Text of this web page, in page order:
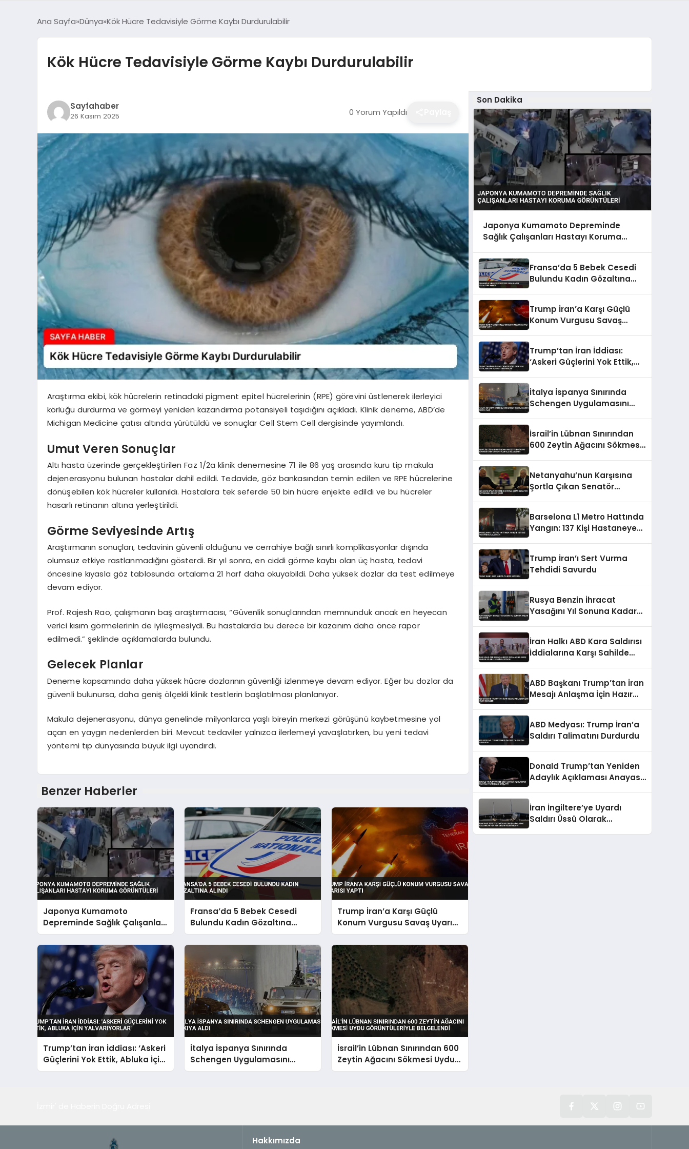
Ana Sayfa Dünya Kök Hücre Tedavisiyle Görme Kaybı Durdurulabilir
Kök Hücre Tedavisiyle Görme Kaybı Durdurulabilir
Sayfahaber
26 Kasım 2025 0 Yorum Yapıldı
Araştırma ekibi, kök hücrelerin retinadaki pigment epitel hücrelerinin (RPE) görevini üstlenerek ilerleyici
körlüğü durdurma ve görmeyi yeniden kazandırma potansiyeli taşıdığını açıkladı. Klinik deneme, ABD’de
Michigan Medicine çatısı altında yürütüldü ve sonuçlar Cell Stem Cell dergisinde yayımlandı.
Umut Veren Sonuçlar
Altı hasta üzerinde gerçekleştirilen Faz 1/2a klinik denemesine 71 ile 86 yaş arasında kuru tip makula
dejenerasyonu bulunan hastalar dahil edildi. Tedavide, göz bankasından temin edilen ve RPE hücrelerine
dönüşebilen kök hücreler kullanıldı. Hastalara tek seferde 50 bin hücre enjekte edildi ve bu hücreler
hasarlı retinanın altına yerleştirildi.
Görme Seviyesinde Artış
Araştırmanın sonuçları, tedavinin güvenli olduğunu ve cerrahiye bağlı sınırlı komplikasyonlar dışında
olumsuz etkiye rastlanmadığını gösterdi. Bir yıl sonra, en ciddi görme kaybı olan üç hasta, tedavi
öncesine kıyasla göz tablosunda ortalama 21 harf daha okuyabildi. Daha yüksek dozlar da test edilmeye
devam ediyor.
Prof. Rajesh Rao, çalışmanın baş araştırmacısı, “Güvenlik sonuçlarından memnunduk ancak en heyecan
verici kısım görmelerinin de iyileşmesiydi. Bu hastalarda bu derece bir kazanım daha önce rapor
edilmedi.” şeklinde açıklamalarda bulundu.
Gelecek Planlar
Deneme kapsamında daha yüksek hücre dozlarının güvenliği izlenmeye devam ediyor. Eğer bu dozlar da
güvenli bulunursa, daha geniş ölçekli klinik testlerin başlatılması planlanıyor.
Makula dejenerasyonu, dünya genelinde milyonlarca yaşlı bireyin merkezi görüşünü kaybetmesine yol
açan en yaygın nedenlerden biri. Mevcut tedaviler yalnızca ilerlemeyi yavaşlatırken, bu yeni tedavi
yöntemi tıp dünyasında büyük ilgi uyandırdı.
Benzer Haberler
Japonya Kumamoto
Depreminde Sağlık Çalışanları
Hastayı Koruma Görüntüleri
Fransa’da 5 Bebek Cesedi
Bulundu Kadın Gözaltına
Alındı
Trump İran’a Karşı Güçlü
Konum Vurgusu Savaş Uyarısı
Yaptı
Trump’tan İran İddiası: ‘Askeri
Güçlerini Yok Ettik, Abluka İçin
Yalvarıyorlar’
İtalya İspanya Sınırında
Schengen Uygulamasını
Askıya Aldı
İsrail’in Lübnan Sınırından 600
Zeytin Ağacını Sökmesi Uydu
Görüntüleriyle Belgelendi
Son Dakika
Japonya Kumamoto Depreminde
Sağlık Çalışanları Hastayı Koruma
Fransa’da 5 Bebek Cesedi
Bulundu Kadın Gözaltına
Trump İran’a Karşı Güçlü
Konum Vurgusu Savaş
Trump’tan İran İddiası:
‘Askeri Güçlerini Yok Ettik,
İtalya İspanya Sınırında
Schengen Uygulamasını
İsrail’in Lübnan Sınırından
600 Zeytin Ağacını Sökmesi
Netanyahu’nun Karşısına
Şortla Çıkan Senatör
Barselona L1 Metro Hattında
Yangın: 137 Kişi Hastaneye
Trump İran’ı Sert Vurma
Tehdidi Savurdu
Rusya Benzin İhracat
Yasağını Yıl Sonuna Kadar
İran Halkı ABD Kara Saldırısı
İddialarına Karşı Sahilde
ABD Başkanı Trump’tan İran
Mesajı Anlaşma İçin Hazır
ABD Medyası: Trump İran’a
Saldırı Talimatını Durdurdu
Donald Trump’tan Yeniden
Adaylık Açıklaması Anayasa
İran İngiltere’ye Uyardı
Saldırı Üssü Olarak
Hakkımızda